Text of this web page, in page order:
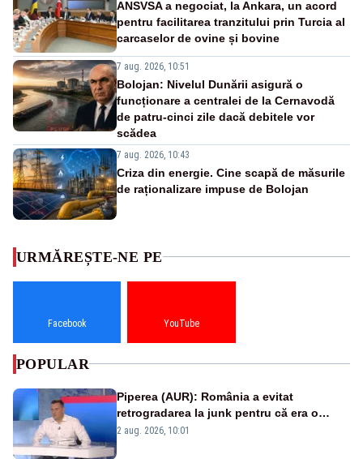
ANSVSA a negociat, la Ankara, un acord
pentru facilitarea tranzitului prin Turcia al
carcaselor de ovine și bovine
7 aug. 2026, 10:51
Bolojan: Nivelul Dunării asigură o
funcționare a centralei de la Cernavodă
de patru-cinci zile dacă debitele vor
scădea
7 aug. 2026, 10:43
Criza din energie. Cine scapă de măsurile
de raționalizare impuse de Bolojan
URMĂREȘTE-NE PE
Facebook YouTube
POPULAR
Piperea (AUR): România a evitat
retrogradarea la junk pentru că era o
catastrofă pentru bănci și fondurile de
2 aug. 2026, 10:01